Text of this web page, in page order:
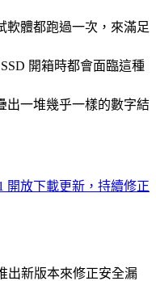
軟體都跑過一次，來滿足
開箱時都會面臨這種
出一堆幾乎一樣的數字結
開放下載更新，持續修正
出新版本來修正安全漏